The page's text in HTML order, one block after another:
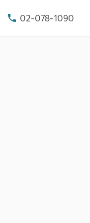
02-078-1090